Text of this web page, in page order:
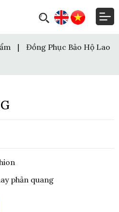
|
Đồng Phục Bảo Hộ Lao
phản quang